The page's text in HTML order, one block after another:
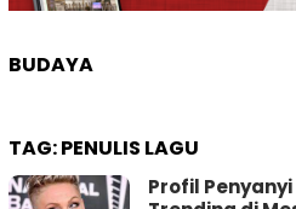
BUDAYA
TAG:PENULIS LAGU
Profil